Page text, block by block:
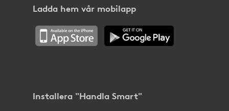
Ladda hem vår mobilapp
Installera "Handla Smart"